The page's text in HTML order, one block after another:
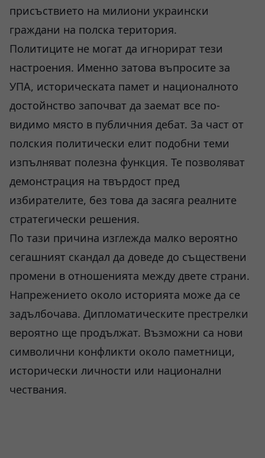
присъствието на милиони украински
граждани на полска територия.
Политиците не могат да игнорират тези
настроения. Именно затова въпросите за
УПА, историческата памет и националното
достойнство започват да заемат все по-
видимо място в публичния дебат. За част от
полския политически елит подобни теми
изпълняват полезна функция. Те позволяват
демонстрация на твърдост пред
избирателите, без това да засяга реалните
стратегически решения.
По тази причина изглежда малко вероятно
сегашният скандал да доведе до съществени
промени в отношенията между двете страни.
Напрежението около историята може да се
задълбочава. Дипломатическите престрелки
вероятно ще продължат. Възможни са нови
символични конфликти около паметници,
исторически личности или национални
чествания.